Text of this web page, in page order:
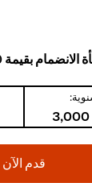
بقيمة 1500 درهمًا إماراتيًا
قدم الآن